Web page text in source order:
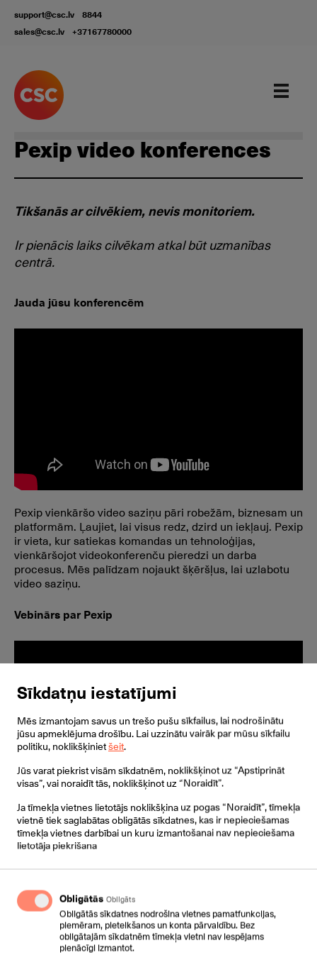
support@csc.lv
8844
sales@csc.lv
+37167780000
Our services
Pexip video konferences
Tikšanās ar cilvēkiem, nevis monitoriem.
Ir pienācis laiks cilvēkam atkal būt uzmanības
centrā.
Jauda jūsu konferencēm
Pexip vienkāršo video saziņu pāri robežām, biznesam un
platformām. Ļaujiet, lai visus redz, dzird un iekļauj. Pexip
ir vieta, kur satiekas komandas un tehnoloģijas,
vienkāršojot videokonferenču pieredzi un darba
procesus. Mēs palīdzam nojaukt šķēršļus, lai uzlabotu
video saziņu.
Vebinārs par Pexip
Secure Spaces
Uzticiet Pexip svarīgāko, saglabājot kontroli pār
video sapulcēm un datiem.
Sīkdatņu iestatījumi
Mēs izmantojam savus un trešo pušu sīkfailus, lai nodrošinātu
jūsu apmeklējuma drošību. Lai uzzinātu vairāk par mūsu sīkfailu
politiku, noklikšķinietšeit.
Jūs varat piekrist visām sīkdatnēm, noklikšķinot uz “Apstiprināt
visas”, vai noraidīt tās, noklikšķinot uz “Noraidīt”.
Ja tīmekļa vietnes lietotājs noklikšķina uz pogas “Noraidīt”, tīmekļa
vietnē tiek saglabātas obligātās sīkdatnes, kas ir nepieciešamas
tīmekļa vietnes darbībai un kuru izmantošanai nav nepieciešama
lietotāja piekrišana
Obligātās Obligāts
Obligātās sīkdatnes nodrošina vietnes pamatfunkcijas,
piemēram, pieteikšanos un konta pārvaldību. Bez
obligātajām sīkdatnēm tīmekļa vietni nav iespējams
pienācīgi izmantot.